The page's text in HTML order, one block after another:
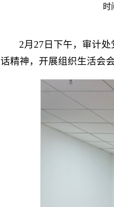
时
2月27日下午，审计
话精神，开展组织生活会